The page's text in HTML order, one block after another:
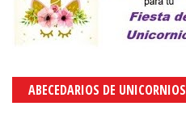
ABECEDARIOS DE UNICORNIOS